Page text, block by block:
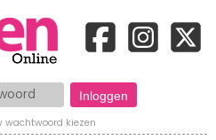
wachtwoord kiezen